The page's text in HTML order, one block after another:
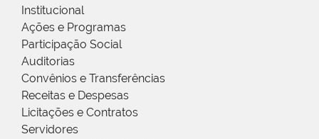
Institucional
Ações e Programas
Participação Social
Auditorias
Convênios e Transferências
Receitas e Despesas
Licitações e Contratos
Servidores